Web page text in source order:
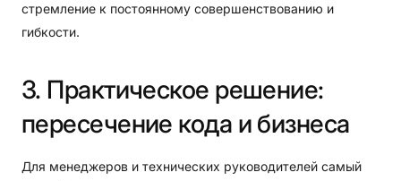
стремление к постоянному совершенствованию и
гибкости.
3. Практическое решение:
пересечение кода и бизнеса
Для менеджеров и технических руководителей самый